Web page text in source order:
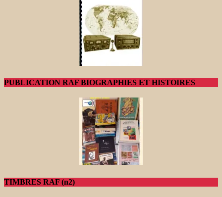
PUBLICATION RAF BIOGRAPHIES ET HISTOIRES
TIMBRES RAF (n2)